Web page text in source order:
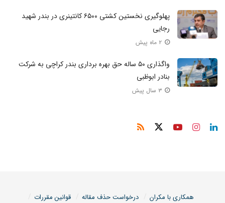
پهلوگیری نخستین کشتی ۶۵۰۰ کانتینری در بندر شهید
رجایی
واگذاری ۵۰ ساله حق بهره برداری بندر کراچی به شرکت
بنادر ابوظبی
همکاری با مکران درخواست حذف مقاله
قوانین مقررات